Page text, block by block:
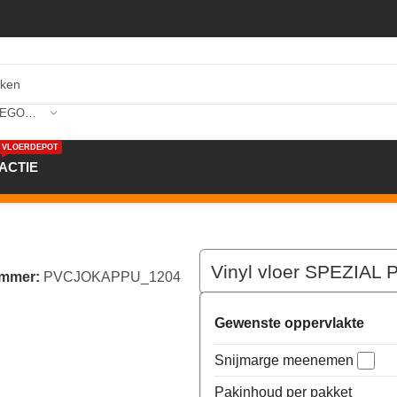
VLOERDEPOT
kleur 1204 x 200cm
PVCJOKAPPU_1204
Vinyl vloer SPEZIAL
Gewenste oppervlakte
Snijmarge meenemen
Pakinhoud per pakket